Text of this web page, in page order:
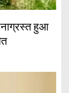
हुआ